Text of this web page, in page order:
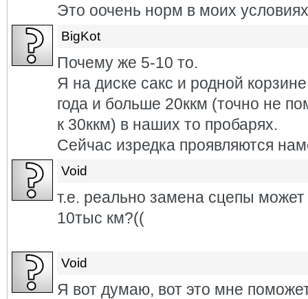
Это оочень норм в моих
BigKot
Почему же 5-10 то.
Я на диске сакс и родной
года и больше 20ккм (точно не
к 30ккм) в наших то пробарях.
Сейчас изредка проявляются
Void
т.е. реально замена сцепы
10тыс км?((
Void
Я вот думаю, вот это мне